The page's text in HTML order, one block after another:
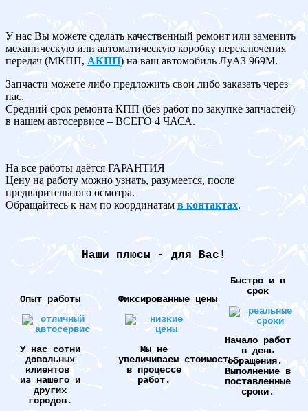
У нас Вы можете сделать качественный ремонт или заменить
механическую или автоматическую коробку переключения
передач (МКПП, АКПП) на ваш автомобиль ЛуАЗ 969M.
Запчасти можете либо предложить свои либо заказать через
нас.
Средний срок ремонта КПП (без работ по закупке запчастей)
в нашем автосервисе – ВСЕГО 4 ЧАСА.
На все работы даётся ГАРАНТИЯ
Цену на работу можно узнать, разумеется, после
предварительного осмотра.
Обращайтесь к нам по координатам в контактах.
Наши плюсы - для Вас!
Опыт работы
У нас сотни
довольных
клиентов
из нашего и
других
городов.
Фиксированные цены
Мы не
увеличиваем стоимость
в процессе
работ.
Быстро и в
срок
Начало работ
в день
обращения.
Выполнение в
поставленные
сроки.